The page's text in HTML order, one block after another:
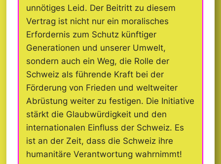
unnötiges Leid. Der Beitritt zu diesem
Vertrag ist nicht nur ein moralisches
Erfordernis zum Schutz künftiger
Generationen und unserer Umwelt,
sondern auch ein Weg, die Rolle der
Schweiz als führende Kraft bei der
Förderung von Frieden und weltweiter
Abrüstung weiter zu festigen. Die Initiative
stärkt die Glaubwürdigkeit und den
internationalen Einfluss der Schweiz. Es
ist an der Zeit, dass die Schweiz ihre
humanitäre Verantwortung wahrnimmt!